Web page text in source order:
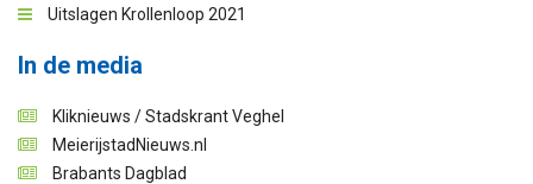
Uitslagen Krollenloop 2021
In de media
Kliknieuws / Stadskrant Veghel
MeierijstadNieuws.nl
Brabants Dagblad